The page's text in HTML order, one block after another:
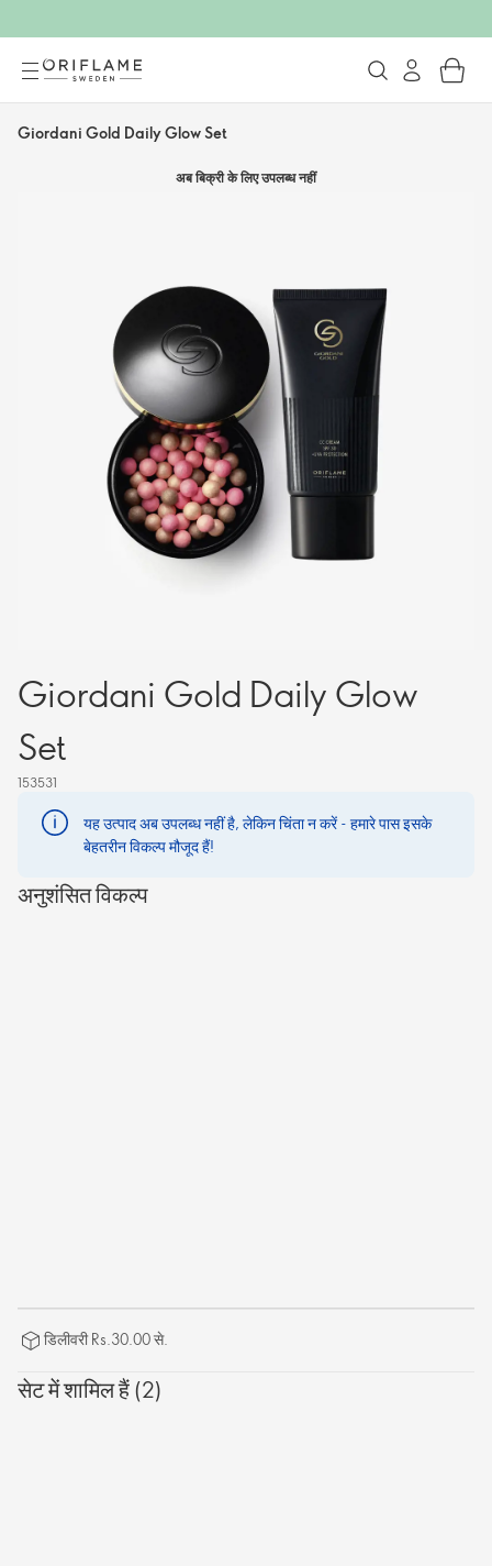
Giordani Gold Daily Glow Set
अब बिक्री के लिए उपलब्ध नहीं
Giordani Gold Daily Glow
Set
153531
यह उत्पाद अब उपलब्ध नहीं है, लेकिन चिंता न करें - हमारे पास इसके
बेहतरीन विकल्प मौजूद हैं!
अनुशंसित विकल्प
डिलीवरी Rs.30.00 से.
सेट में शामिल हैं (2)